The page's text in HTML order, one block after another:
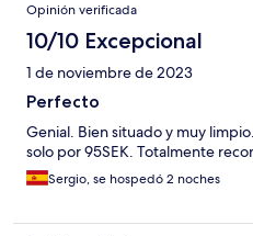
Opinión verificada
10/10 Excepcional
1 de noviembre de 2023
Perfecto
Genial. Bien situado y muy
solo por 95SEK. Totalmente
Sergio, se hospedó 2 noches